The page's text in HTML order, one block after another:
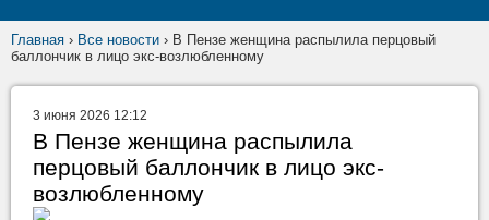
Главная › Все новости › В Пензе женщина распылила перцовый
баллончик в лицо экс-возлюбленному
3 июня 2026 12:12
В Пензе женщина распылила
перцовый баллончик в лицо экс-
возлюбленному